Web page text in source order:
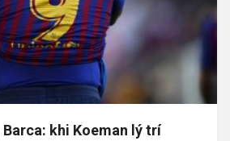
khi Koeman lý trí